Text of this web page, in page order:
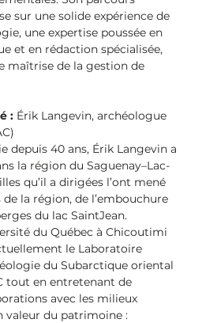
sur une solide expérience de
une expertise poussée en
et en rédaction spécialisée,
maîtrise de la gestion de
: Érik Langevin, archéologue
depuis 40 ans, Érik Langevin a
la région du Saguenay–Lac-
qu’il a dirigées l’ont mené
la région, de l’embouchure
du lac SaintJean.
du Québec à Chicoutimi
le Laboratoire
du Subarctique oriental
tout en entretenant de
avec les milieux
valeur du patrimoine :